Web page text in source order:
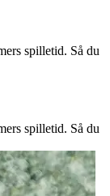
spilletid. Så du
spilletid. Så du